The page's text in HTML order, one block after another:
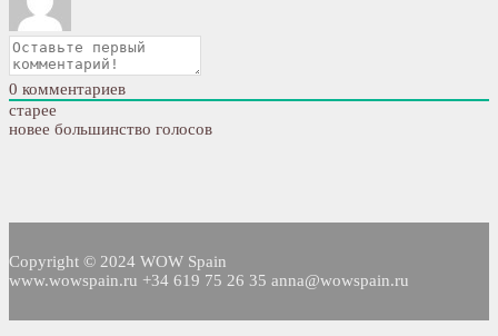
0 комментариев
старее
новее большинство голосов
Copyright © 2024 WOW Spain
www.wowspain.ru +34 619 75 26 35 anna@wowspain.ru